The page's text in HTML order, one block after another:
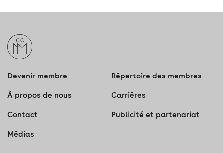
Devenir membre Répertoire des membres
À propos de nous Carrières
Contact Publicité et partenariat
Médias